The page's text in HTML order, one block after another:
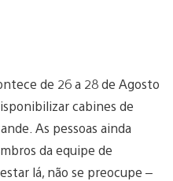
de 26 a 28 de Agosto
cabines de
As pessoas ainda
da equipe de
lá, não se preocupe –